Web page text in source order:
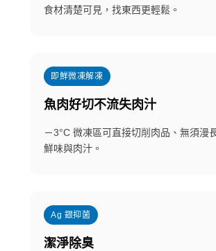
食材清楚可見，找東西更輕鬆。
即鮮微凍解凍
魚肉好切不流失肉汁
－3°C 微凍區可直接切削肉品、無須漫
鮮味與肉汁。
Ag 銀抑菌
潔淨除臭